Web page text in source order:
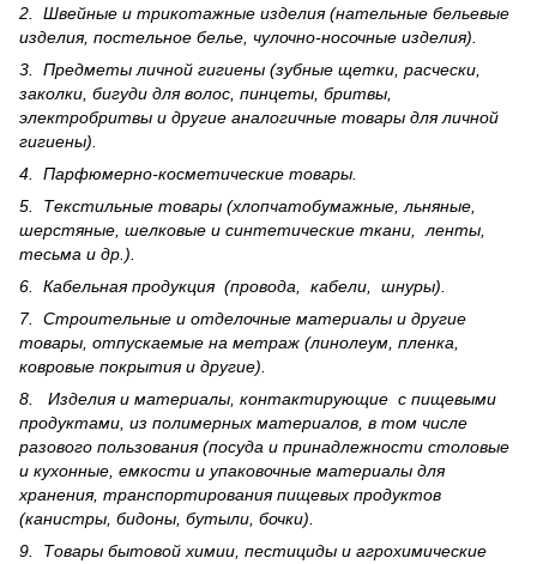
2. Швейные и трикотажные изделия (нательные бельевые
изделия, постельное белье, чулочно-носочные изделия).
3. Предметы личной гигиены (зубные щетки, расчески,
заколки, бигуди для волос, пинцеты, бритвы,
электробритвы и другие аналогичные товары для личной
гигиены).
4. Парфюмерно-косметические товары.
5. Текстильные товары (хлопчатобумажные, льняные,
шерс­тя­ные, шелковые и синтетические ткани, ленты,
тесьма и др.).
6. Кабельная продукция (провода, кабели, шнуры).
7. Строительные и отделочные материалы и другие
товары, отпускаемые на метраж (линолеум, пленка,
ковровые покрытия и другие).
8. Изделия и материалы, контактирующие с пищевыми
продуктами, из полимерных материалов, в том числе
разового пользования (посуда и принадлежности столовые
и кухонные, емкости и упаковочные материалы для
хранения, транспортирования пищевых продуктов
(канистры, бидоны, бутыли, бочки).
9. Товары бытовой химии, пестициды и агрохи­мические